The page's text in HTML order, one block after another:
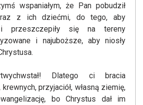
wspaniałym, że Pan pobudził
z ich dziećmi, do tego, aby
i przeszczepiły się na tereny
i najuboższe, aby niosły
Dlatego ci bracia
przyjaciół, własną ziemię,
bo Chrystus dał im